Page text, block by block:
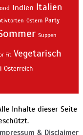
Indien Italien
Ostern Party
Suppen
Fit Vegetarisch
Österreich
Inhalte dieser Seite
& Disclaimer